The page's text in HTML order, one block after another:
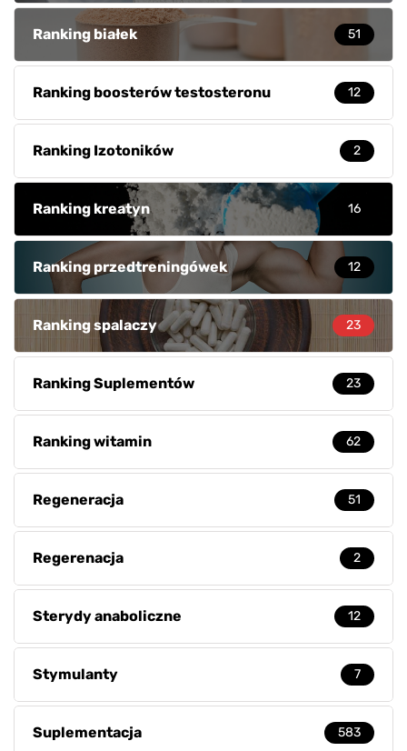
Ranking białek 51
Ranking boosterów testosteronu 12
Ranking Izotoników 2
Ranking kreatyn 16
Ranking przedtreningówek 12
Ranking spalaczy 23
Ranking Suplementów 23
Ranking witamin 62
Regeneracja 51
Regerenacja 2
Sterydy anaboliczne 12
Stymulanty 7
Suplementacja 583